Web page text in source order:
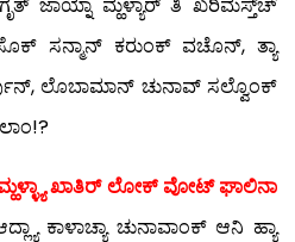
ಸನ್ಮಾನ್ ಕರುಂಕ್ ವಚೊನ್, ತ್ಯಾ
ಲೊಬಾಮಾನ್ ಚುನಾವ್ ಸಲ್ವೊಂಕ್
ಖಾತಿರ್ ಲೋಕ್ ವೋಟ್ ಘಾಲಿನಾ
ಕಾಳಾಚ್ಯಾ ಚುನಾವಾಂಕ್ ಆನಿ ಹ್ಯಾ